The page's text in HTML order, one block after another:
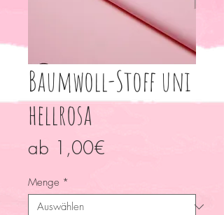
Baumwoll-Stoff uni
hellrosa
ab 1,00€
Menge *